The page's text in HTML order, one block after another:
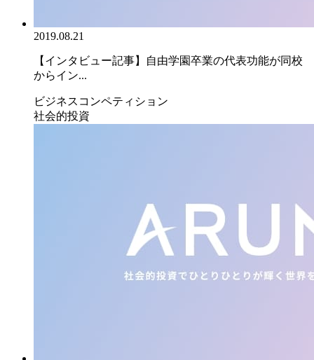
2019.08.21
【インタビュー記事】自由学園卒業の代表功能が同校
からイン...
ビジネスコンペティション
社会的投資